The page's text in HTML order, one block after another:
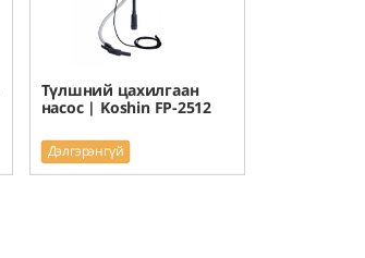
Түлшний цахилгаан
насос | Koshin FP-2512
Дэлгэрэнгүй